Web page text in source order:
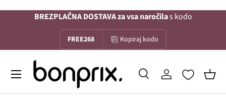
Na vsebino
BREZPLAČNA DOSTAVA za vsa naročilas kodo
FREE268 Kopiraj kodo
Iskanje
IskanjePrijava
Menu